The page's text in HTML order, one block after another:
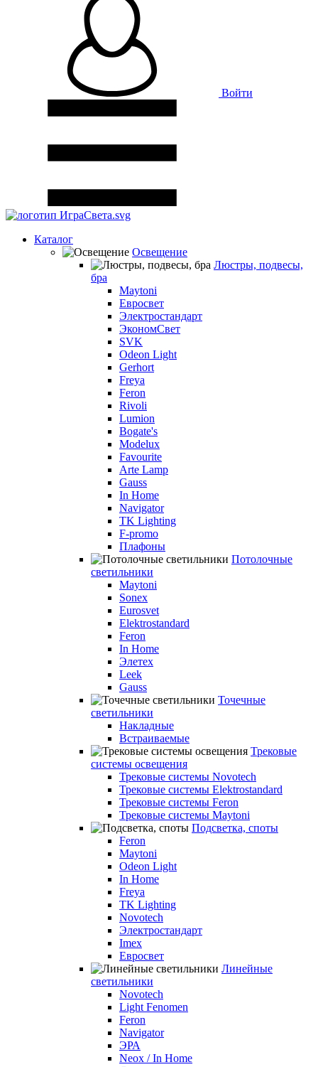
Войти
Каталог
Освещение
Люстры, подвесы,
бра
Maytoni
Евросвет
Электростандарт
ЭкономСвет
SVK
Odeon Light
Gerhort
Freya
Feron
Rivoli
Lumion
Bogate's
Modelux
Favourite
Arte Lamp
Gauss
In Home
Navigator
TK Lighting
F-promo
Плафоны
Потолочные
светильники
Maytoni
Sonex
Eurosvet
Elektrostandard
Feron
In Home
Элетех
Leek
Gauss
Точечные
светильники
Накладные
Встраиваемые
Трековые
системы освещения
Трековые системы Novotech
Трековые системы Elektrostandard
Трековые системы Feron
Трековые системы Maytoni
Подсветка, споты
Feron
Maytoni
Odeon Light
In Home
Freya
TK Lighting
Novotech
Электростандарт
Imex
Евросвет
Линейные
светильники
Novotech
Light Fenomen
Feron
Navigator
ЭРА
Neox / In Home